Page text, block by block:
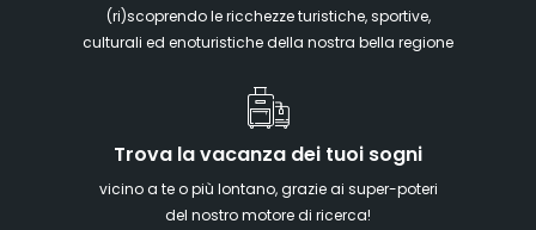
(ri)scoprendo le ricchezze turistiche, sportive,
culturali ed enoturistiche della nostra bella regione
Trova la vacanza dei tuoi sogni
vicino a te o più lontano, grazie ai super-poteri
del nostro motore di ricerca!